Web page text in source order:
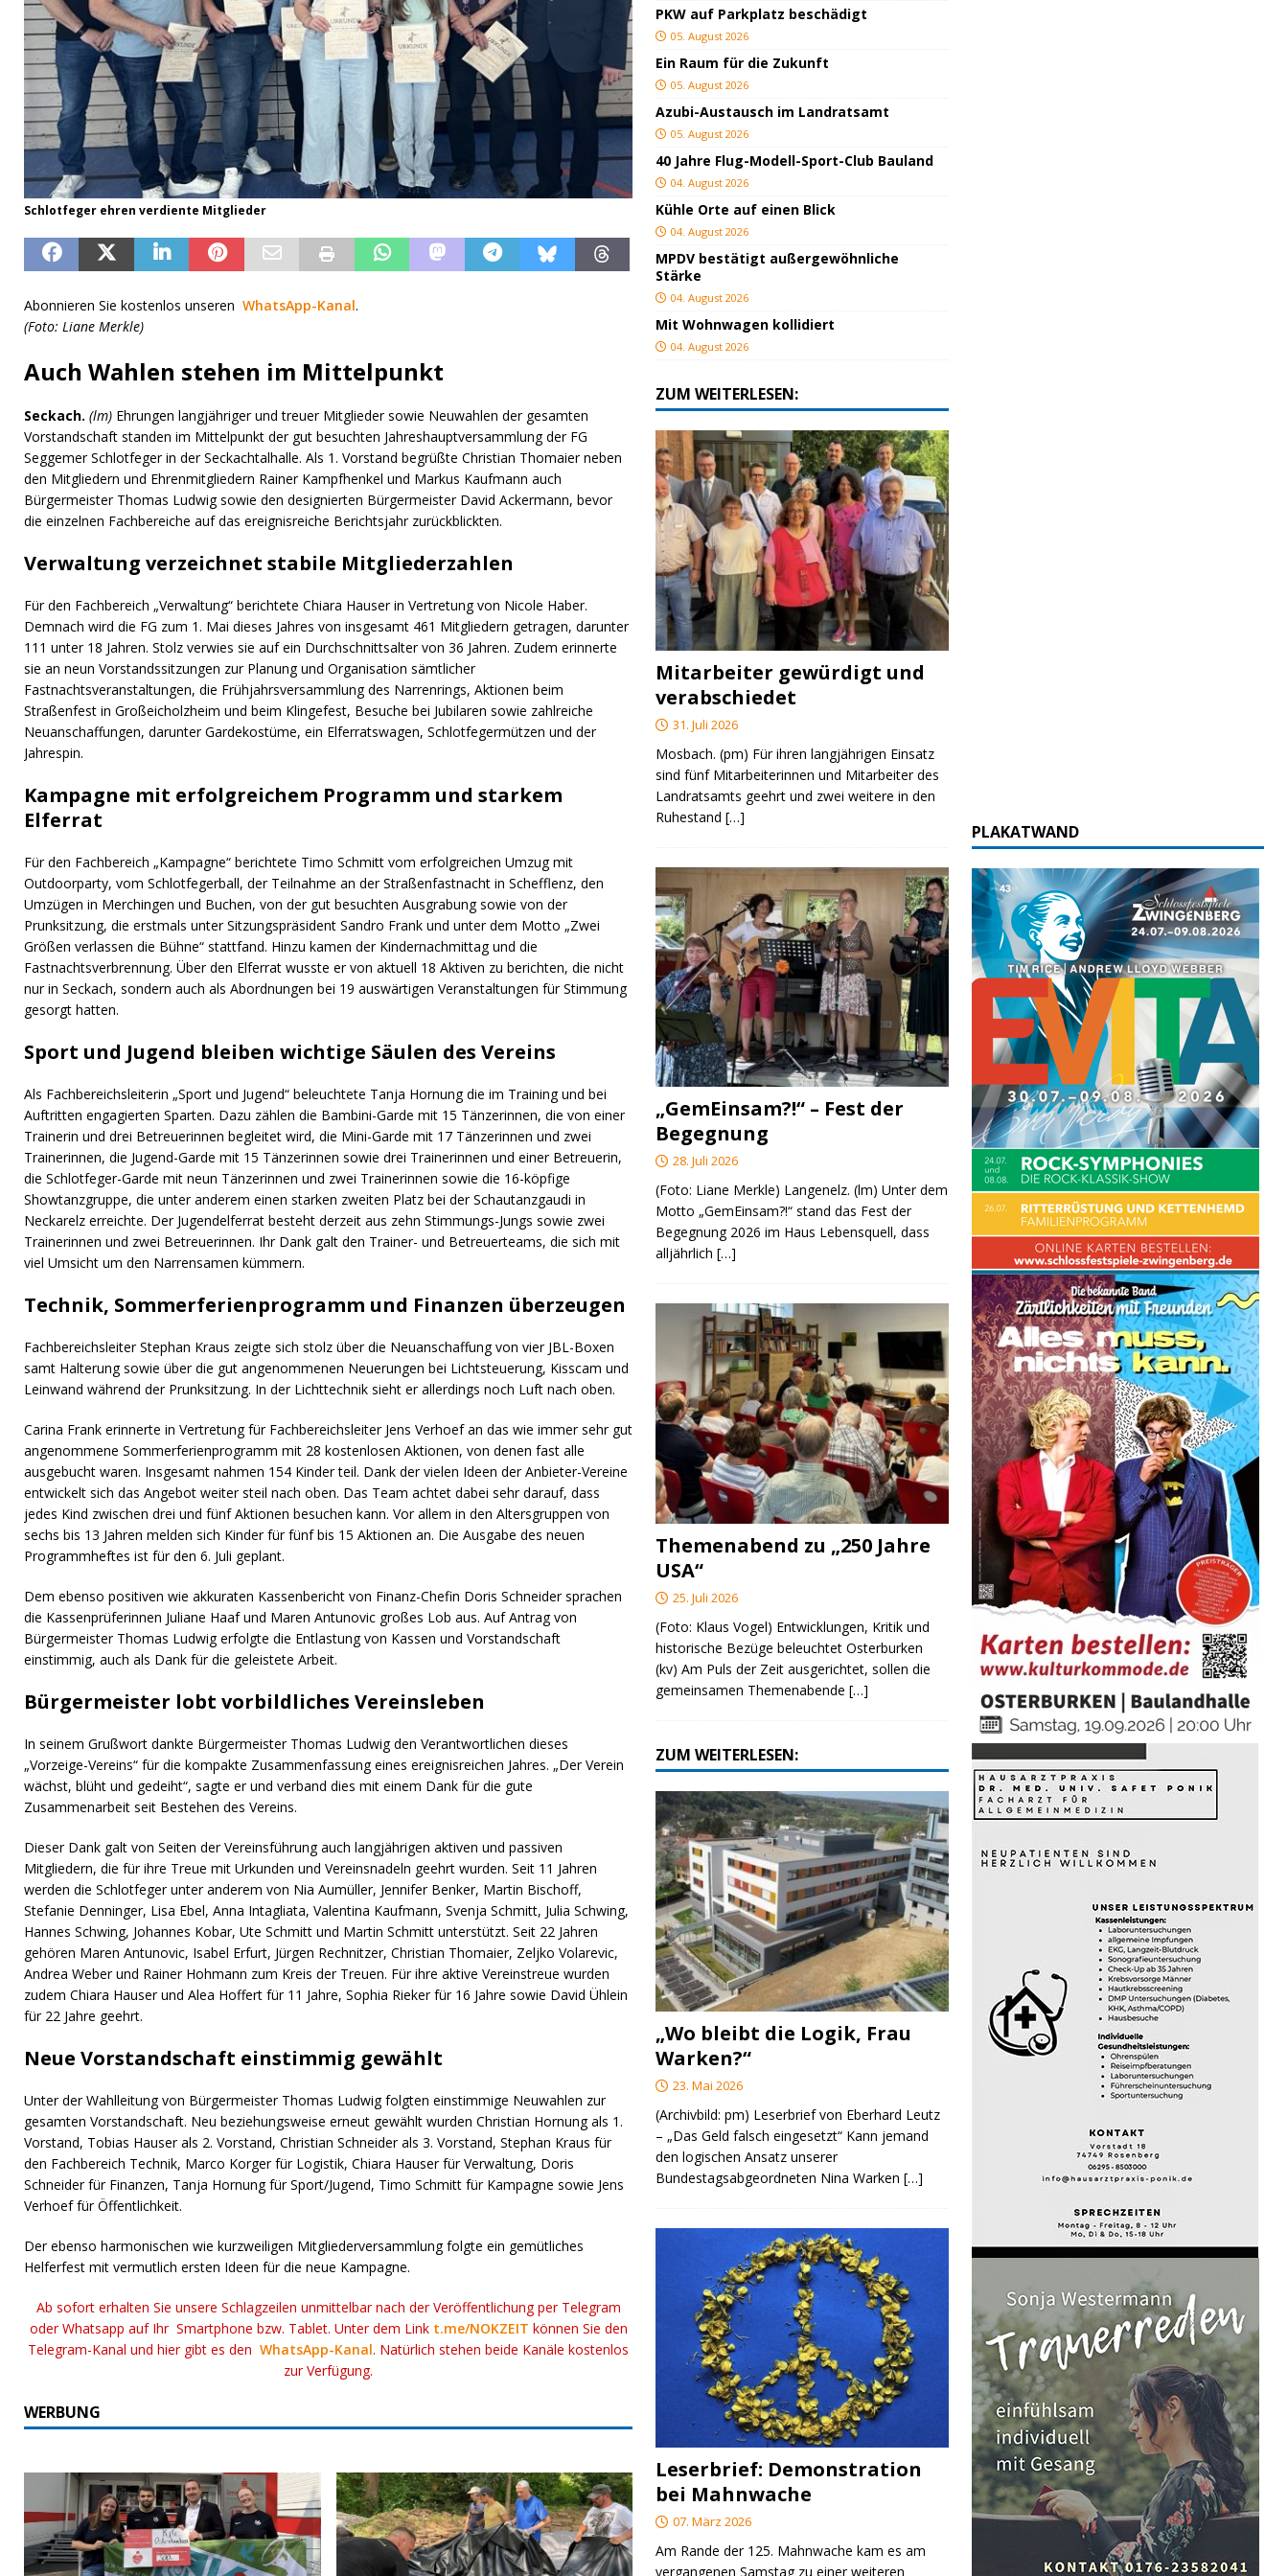
Schlotfeger ehren verdiente Mitglieder
Abonnieren Sie kostenlos unseren WhatsApp-Kanal.
(Foto: Liane Merkle)
Auch Wahlen stehen im Mittelpunkt
Seckach. (lm) Ehrungen langjähriger und treuer Mitglieder sowie Neuwahlen der gesamten
Vorstandschaft standen im Mittelpunkt der gut besuchten Jahreshauptversammlung der FG
Seggemer Schlotfeger in der Seckachtalhalle. Als 1. Vorstand begrüßte Christian Thomaier neben
den Mitgliedern und Ehrenmitgliedern Rainer Kampfhenkel und Markus Kaufmann auch
Bürgermeister Thomas Ludwig sowie den designierten Bürgermeister David Ackermann, bevor
die einzelnen Fachbereiche auf das ereignisreiche Berichtsjahr zurückblickten.
Verwaltung verzeichnet stabile Mitgliederzahlen
Für den Fachbereich „Verwaltung“ berichtete Chiara Hauser in Vertretung von Nicole Haber.
Demnach wird die FG zum 1. Mai dieses Jahres von insgesamt 461 Mitgliedern getragen, darunter
111 unter 18 Jahren. Stolz verwies sie auf ein Durchschnittsalter von 36 Jahren. Zudem erinnerte
sie an neun Vorstandssitzungen zur Planung und Organisation sämtlicher
Fastnachtsveranstaltungen, die Frühjahrsversammlung des Narrenrings, Aktionen beim
Straßenfest in Großeicholzheim und beim Klingefest, Besuche bei Jubilaren sowie zahlreiche
Neuanschaffungen, darunter Gardekostüme, ein Elferratswagen, Schlotfegermützen und der
Jahrespin.
Kampagne mit erfolgreichem Programm und starkem
Elferrat
Für den Fachbereich „Kampagne“ berichtete Timo Schmitt vom erfolgreichen Umzug mit
Outdoorparty, vom Schlotfegerball, der Teilnahme an der Straßenfastnacht in Schefflenz, den
Umzügen in Merchingen und Buchen, von der gut besuchten Ausgrabung sowie von der
Prunksitzung, die erstmals unter Sitzungspräsident Sandro Frank und unter dem Motto „Zwei
Größen verlassen die Bühne“ stattfand. Hinzu kamen der Kindernachmittag und die
Fastnachtsverbrennung. Über den Elferrat wusste er von aktuell 18 Aktiven zu berichten, die nicht
nur in Seckach, sondern auch als Abordnungen bei 19 auswärtigen Veranstaltungen für Stimmung
gesorgt hatten.
Sport und Jugend bleiben wichtige Säulen des Vereins
Als Fachbereichsleiterin „Sport und Jugend“ beleuchtete Tanja Hornung die im Training und bei
Auftritten engagierten Sparten. Dazu zählen die Bambini-Garde mit 15 Tänzerinnen, die von einer
Trainerin und drei Betreuerinnen begleitet wird, die Mini-Garde mit 17 Tänzerinnen und zwei
Trainerinnen, die Jugend-Garde mit 15 Tänzerinnen sowie drei Trainerinnen und einer Betreuerin,
die Schlotfeger-Garde mit neun Tänzerinnen und zwei Trainerinnen sowie die 16-köpfige
Showtanzgruppe, die unter anderem einen starken zweiten Platz bei der Schautanzgaudi in
Neckarelz erreichte. Der Jugendelferrat besteht derzeit aus zehn Stimmungs-Jungs sowie zwei
Trainerinnen und zwei Betreuerinnen. Ihr Dank galt den Trainer- und Betreuerteams, die sich mit
viel Umsicht um den Narrensamen kümmern.
Technik, Sommerferienprogramm und Finanzen überzeugen
Fachbereichsleiter Stephan Kraus zeigte sich stolz über die Neuanschaffung von vier JBL-Boxen
samt Halterung sowie über die gut angenommenen Neuerungen bei Lichtsteuerung, Kisscam und
Leinwand während der Prunksitzung. In der Lichttechnik sieht er allerdings noch Luft nach oben.
Carina Frank erinnerte in Vertretung für Fachbereichsleiter Jens Verhoef an das wie immer sehr gut
angenommene Sommerferienprogramm mit 28 kostenlosen Aktionen, von denen fast alle
ausgebucht waren. Insgesamt nahmen 154 Kinder teil. Dank der vielen Ideen der Anbieter-Vereine
entwickelt sich das Angebot weiter steil nach oben. Das Team achtet dabei sehr darauf, dass
jedes Kind zwischen drei und fünf Aktionen besuchen kann. Vor allem in den Altersgruppen von
sechs bis 13 Jahren melden sich Kinder für fünf bis 15 Aktionen an. Die Ausgabe des neuen
Programmheftes ist für den 6. Juli geplant.
Dem ebenso positiven wie akkuraten Kassenbericht von Finanz-Chefin Doris Schneider sprachen
die Kassenprüferinnen Juliane Haaf und Maren Antunovic großes Lob aus. Auf Antrag von
Bürgermeister Thomas Ludwig erfolgte die Entlastung von Kassen und Vorstandschaft
einstimmig, auch als Dank für die geleistete Arbeit.
Bürgermeister lobt vorbildliches Vereinsleben
In seinem Grußwort dankte Bürgermeister Thomas Ludwig den Verantwortlichen dieses
„Vorzeige-Vereins“ für die kompakte Zusammenfassung eines ereignisreichen Jahres. „Der Verein
wächst, blüht und gedeiht“, sagte er und verband dies mit einem Dank für die gute
Zusammenarbeit seit Bestehen des Vereins.
Dieser Dank galt von Seiten der Vereinsführung auch langjährigen aktiven und passiven
Mitgliedern, die für ihre Treue mit Urkunden und Vereinsnadeln geehrt wurden. Seit 11 Jahren
werden die Schlotfeger unter anderem von Nia Aumüller, Jennifer Benker, Martin Bischoff,
Stefanie Denninger, Lisa Ebel, Anna Intagliata, Valentina Kaufmann, Svenja Schmitt, Julia Schwing,
Hannes Schwing, Johannes Kobar, Ute Schmitt und Martin Schmitt unterstützt. Seit 22 Jahren
gehören Maren Antunovic, Isabel Erfurt, Jürgen Rechnitzer, Christian Thomaier, Zeljko Volarevic,
Andrea Weber und Rainer Hohmann zum Kreis der Treuen. Für ihre aktive Vereinstreue wurden
zudem Chiara Hauser und Alea Hoffert für 11 Jahre, Sophia Rieker für 16 Jahre sowie David Ühlein
für 22 Jahre geehrt.
Neue Vorstandschaft einstimmig gewählt
Unter der Wahlleitung von Bürgermeister Thomas Ludwig folgten einstimmige Neuwahlen zur
gesamten Vorstandschaft. Neu beziehungsweise erneut gewählt wurden Christian Hornung als 1.
Vorstand, Tobias Hauser als 2. Vorstand, Christian Schneider als 3. Vorstand, Stephan Kraus für
den Fachbereich Technik, Marco Korger für Logistik, Chiara Hauser für Verwaltung, Doris
Schneider für Finanzen, Tanja Hornung für Sport/Jugend, Timo Schmitt für Kampagne sowie Jens
Verhoef für Öffentlichkeit.
Der ebenso harmonischen wie kurzweiligen Mitgliederversammlung folgte ein gemütliches
Helferfest mit vermutlich ersten Ideen für die neue Kampagne.
Ab sofort erhalten Sie unsere Schlagzeilen unmittelbar nach der Veröffentlichung per Telegram
oder Whatsapp auf Ihr Smartphone bzw. Tablet. Unter dem Link t.me/NOKZEIT können Sie den
Telegram-Kanal und hier gibt es denWhatsApp-Kanal. Natürlich stehen beide Kanäle kostenlos
zur Verfügung.
WERBUNG
PKW auf Parkplatz beschädigt
05. August 2026
Ein Raum für die Zukunft
05. August 2026
Azubi-Austausch im Landratsamt
05. August 2026
40 Jahre Flug-Modell-Sport-Club Bauland
04. August 2026
Kühle Orte auf einen Blick
04. August 2026
MPDV bestätigt außergewöhnliche
Stärke
04. August 2026
Mit Wohnwagen kollidiert
04. August 2026
ZUM WEITERLESEN:
Mitarbeiter gewürdigt und
verabschiedet
31. Juli 2026
Mosbach. (pm) Für ihren langjährigen Einsatz
sind fünf Mitarbeiterinnen und Mitarbeiter des
Landratsamts geehrt und zwei weitere in den
Ruhestand[…]
„GemEinsam?!“ – Fest der
Begegnung
28. Juli 2026
(Foto: Liane Merkle) Langenelz. (lm) Unter dem
Motto „GemEinsam?!“ stand das Fest der
Begegnung 2026 im Haus Lebensquell, dass
alljährlich[…]
Themenabend zu „250 Jahre
USA“
25. Juli 2026
(Foto: Klaus Vogel) Entwicklungen, Kritik und
historische Bezüge beleuchtet Osterburken
(kv) Am Puls der Zeit ausgerichtet, sollen die
gemeinsamen Themenabende[…]
ZUM WEITERLESEN:
„Wo bleibt die Logik, Frau
Warken?“
23. Mai 2026
(Archivbild: pm) Leserbrief von Eberhard Leutz
– „Das Geld falsch eingesetzt“ Kann jemand
den logischen Ansatz unserer
Bundestagsabgeordneten Nina Warken[…]
Leserbrief: Demonstration
bei Mahnwache
07. März 2026
Am Rande der 125. Mahnwache kam es am
vergangenen Samstag zu einer weiteren
PLAKATWAND